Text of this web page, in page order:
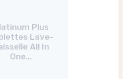
Plus
Lave-
All In
One...